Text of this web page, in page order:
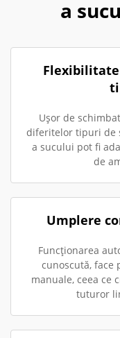
a
Ușor de
diferitelor tipuri de
a sucului pot fi
de
Umplere
Funcționarea
cunoscută,
manuale, ceea ce
tuturor